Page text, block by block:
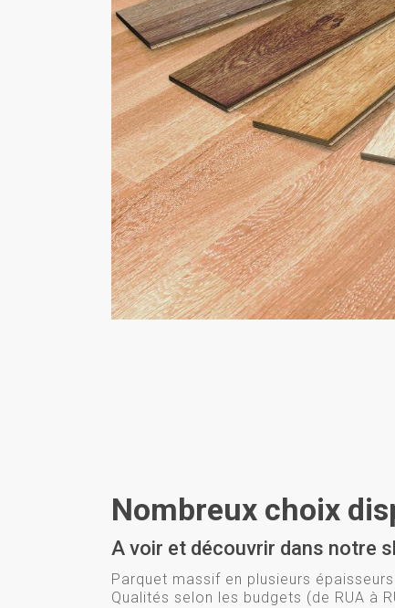
Nombreux choix
A voir et découvrir dans notre
Parquet massif en plusieurs
Qualités selon les budgets (de RUA à